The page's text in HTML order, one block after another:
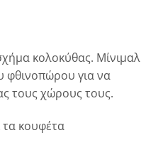
κολοκύθας. Μίνιμαλ
φθινοπώρου για να
τους χώρους τους.
τα κουφέτα